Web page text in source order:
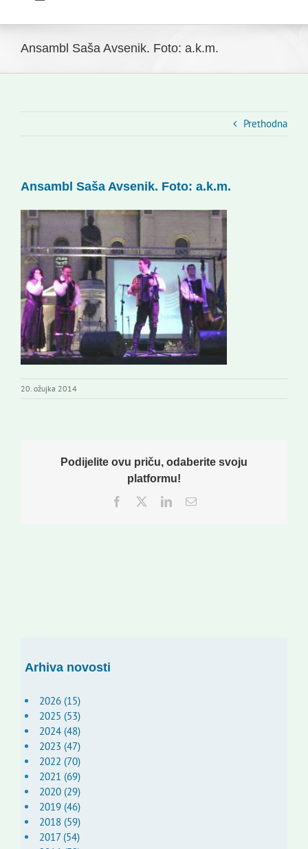
Toggle
Početna
Novosti
Slovenski dom Zagreb
Ansambl Saša Avsenik. Foto: a.k.m.
Prethodna
Ansambl Saša Avsenik. Foto: a.k.m.
20. ožujka 2014
Podijelite ovu priču, odaberite svoju
platformu!
Facebook
TwitterLinkedInEmail:
Arhiva novosti
2026 (15)
2025 (53)
2024 (48)
2023 (47)
2022 (70)
2021 (69)
2020 (29)
2019 (46)
2018 (59)
2017 (54)